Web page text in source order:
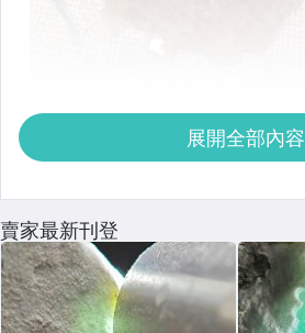
展開全部內容
賣家最新刊登